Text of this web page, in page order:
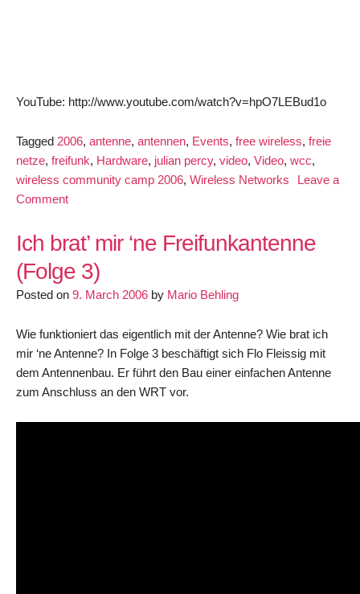
YouTube: http://www.youtube.com/watch?v=hpO7LEBud1o
Tagged 2006, antenne, antennen, Events, free wireless, freie
netze, freifunk, Hardware, julian percy, video, Video, wcc,
wireless community camp 2006, Wireless Networks
Leave a
Commenton
auf
Turm
beim
Community
Camp
Ich brat’ mir ‘ne Freifunkantenne
(Folge 3)
Posted on 9. March 2006 by Mario Behling
Wie funktioniert das eigentlich mit der Antenne? Wie brat ich
mir ‘ne Antenne? In Folge 3 beschäftigt sich Flo Fleissig mit
dem Antennenbau. Er führt den Bau einer einfachen Antenne
zum Anschluss an den WRT vor.